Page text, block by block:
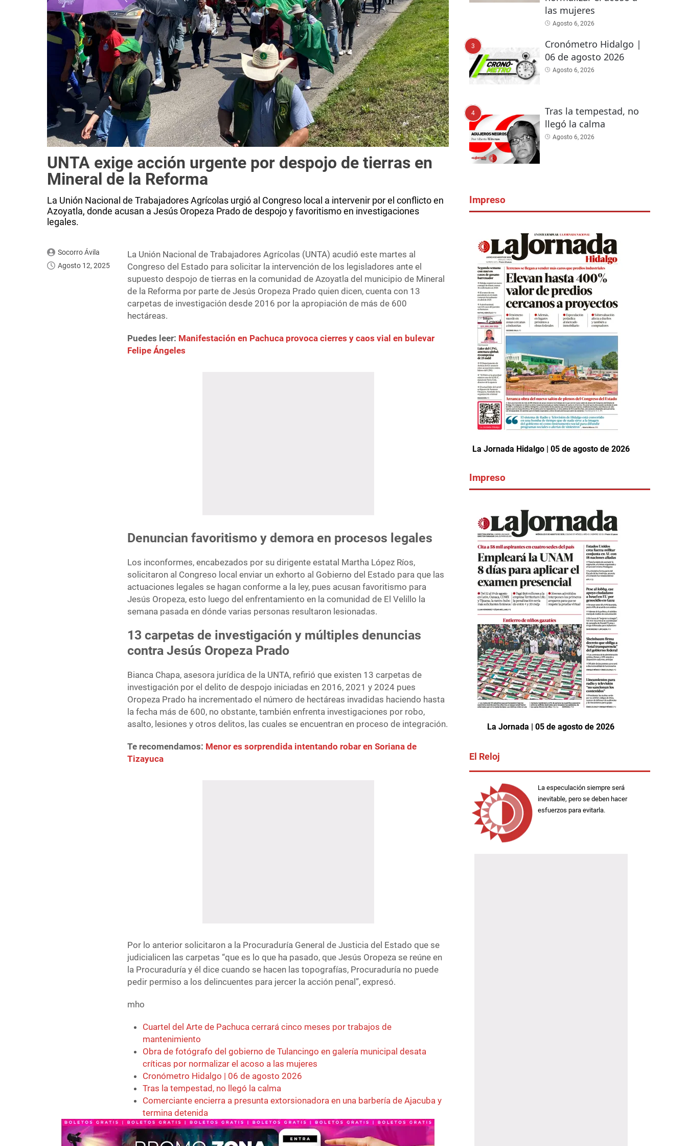
UNTA exige acción urgente por despojo de tierras en
Mineral de la Reforma
La Unión Nacional de Trabajadores Agrícolas urgió al Congreso local a intervenir por el conflicto en
Azoyatla, donde acusan a Jesús Oropeza Prado de despojo y favoritismo en investigaciones
legales.
Socorro Ávila
Agosto 12, 2025
La Unión Nacional de Trabajadores Agrícolas (UNTA) acudió este martes al
Congreso del Estado para solicitar la intervención de los legisladores ante el
supuesto despojo de tierras en la comunidad de Azoyatla del municipio de Mineral
de la Reforma por parte de Jesús Oropeza Prado quien dicen, cuenta con 13
carpetas de investigación desde 2016 por la apropiación de más de 600
hectáreas.
Puedes leer: Manifestación en Pachuca provoca cierres y caos vial en bulevar
Felipe Ángeles
Denuncian favoritismo y demora en procesos legales
Los inconformes, encabezados por su dirigente estatal Martha López Ríos,
solicitaron al Congreso local enviar un exhorto al Gobierno del Estado para que las
actuaciones legales se hagan conforme a la ley, pues acusan favoritismo para
Jesús Oropeza, esto luego del enfrentamiento en la comunidad de El Velillo la
semana pasada en dónde varias personas resultaron lesionadas.
13 carpetas de investigación y múltiples denuncias
contra Jesús Oropeza Prado
Bianca Chapa, asesora jurídica de la UNTA, refirió que existen 13 carpetas de
investigación por el delito de despojo iniciadas en 2016, 2021 y 2024 pues
Oropeza Prado ha incrementado el número de hectáreas invadidas haciendo hasta
la fecha más de 600, no obstante, también enfrenta investigaciones por robo,
asalto, lesiones y otros delitos, las cuales se encuentran en proceso de integración.
Te recomendamos: Menor es sorprendida intentando robar en Soriana de
Tizayuca
Por lo anterior solicitaron a la Procuraduría General de Justicia del Estado que se
judicialicen las carpetas “que es lo que ha pasado, que Jesús Oropeza se reúne en
la Procuraduría y él dice cuando se hacen las topografías, Procuraduría no puede
pedir permiso a los delincuentes para jercer la acción penal”, expresó.
mho
Cuartel del Arte de Pachuca cerrará cinco meses por trabajos de
mantenimiento
Obra de fotógrafo del gobierno de Tulancingo en galería municipal desata
críticas por normalizar el acoso a las mujeres
Cronómetro Hidalgo | 06 de agosto 2026
Tras la tempestad, no llegó la calma
Comerciante encierra a presunta extorsionadora en una barbería de Ajacuba y
termina detenida
las mujeres
Agosto 6, 2026
3
Cronómetro Hidalgo |
06 de agosto 2026
Agosto 6, 2026
4
Tras la tempestad, no
llegó la calma
Agosto 6, 2026
Impreso
La Jornada Hidalgo | 05 de agosto de 2026
Impreso
La Jornada | 05 de agosto de 2026
El Reloj
La especulación siempre será
inevitable, pero se deben hacer
esfuerzos para evitarla.